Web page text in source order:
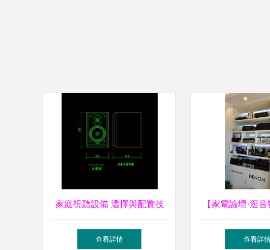
家庭視聽設備 選擇與配置技
巧
查看詳情
【家電論壇·逛
北京華語視聽
查看詳